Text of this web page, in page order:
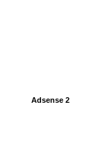
Adsense 2